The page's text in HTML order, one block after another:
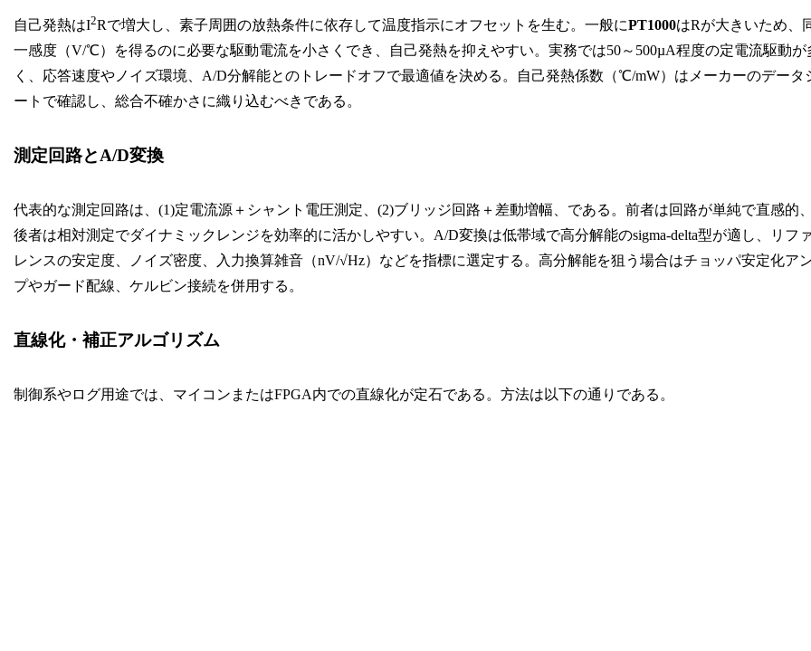
自己発熱はI2Rで増大し、素子周囲の放熱条件に依存して温度指示にオフセットを生む。一般にPT1000はRが大きいため、
一感度（V/℃）を得るのに必要な駆動電流を小さくでき、自己発熱を抑えやすい。実務では50～500µA程度の定電流駆動が
く、応答速度やノイズ環境、A/D分解能とのトレードオフで最適値を決める。自己発熱係数（℃/mW）はメーカーのデータ
ートで確認し、総合不確かさに織り込むべきである。
測定回路とA/D変換
代表的な測定回路は、(1)定電流源＋シャント電圧測定、(2)ブリッジ回路＋差動増幅、である。前者は回路が単純で直感的、
後者は相対測定でダイナミックレンジを効率的に活かしやすい。A/D変換は低帯域で高分解能のsigma-delta型が適し、リフ
レンスの安定度、ノイズ密度、入力換算雑音（nV/√Hz）などを指標に選定する。高分解能を狙う場合はチョッパ安定化ア
プやガード配線、ケルビン接続を併用する。
直線化・補正アルゴリズム
制御系やログ用途では、マイコンまたはFPGA内での直線化が定石である。方法は以下の通りである。